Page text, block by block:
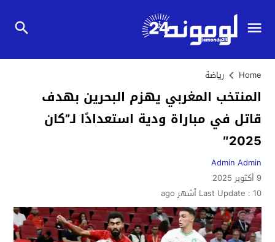
Home رياضة
المنتخب المغربي يهزم البحرين بهدف
قاتل في مباراة ودية استعدادًا لـ”كان
2025″
Admin Admin
9 أكتوبر 2025
Last Update : 10 أشهر ago